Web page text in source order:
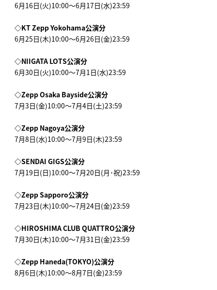
6月16日(火)10:00～6月17日(水)23:59
◇KT Zepp Yokohama公演分
6月25日(木)10:00～6月26日(金)23:59
◇NIIGATA LOTS公演分
6月30日(火)10:00～7月1日(水)23:59
◇Zepp Osaka Bayside公演分
7月3日(金)10:00～7月4日(土)23:59
◇Zepp Nagoya公演分
7月8日(水)10:00～7月9日(木)23:59
◇SENDAI GIGS公演分
7月19日(日)10:00～7月20日(月･祝)23:59
◇Zepp Sapporo公演分
7月23日(木)10:00～7月24日(金)23:59
◇HIROSHIMA CLUB QUATTRO公演分
7月30日(木)10:00～7月31日(金)23:59
◇Zepp Haneda(TOKYO)公演分
8月6日(木)10:00～8月7日(金)23:59